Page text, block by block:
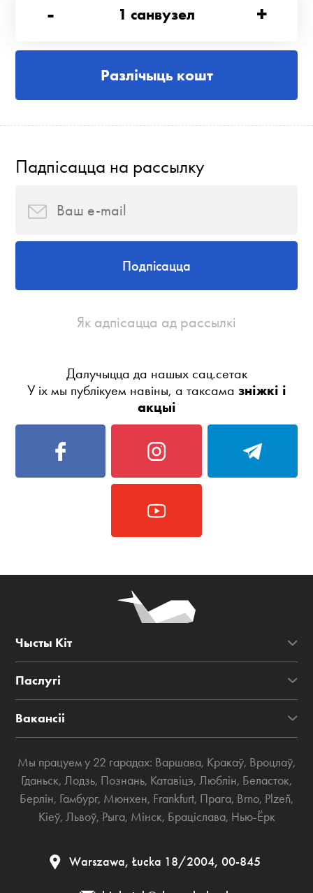
- 1 санвузел +
Разлічыць кошт
Падпісацца на рассылку
Подпісацца
Як адпісацца ад рассылкі
Далучыцца да нашых сац.сетак
У іх мы публікуем навіны, а таксама зніжкі і
акцыі
Чысты Кіт
Паслугі
Вакансіі
Мы працуем у 22 гарадах: Варшава, Кракаў, Вроцлаў,
Гданьск, Лодзь, Познань, Катавіцэ, Люблін, Беласток,
Берлін, Гамбург, Мюнхен, Frankfurt, Прага, Brno, Plzeň,
Кіеў, Львоў, Рыга, Мінск, Браціслава, Нью-Ёрк
Warszawa, Łucka 18/2004, 00-845